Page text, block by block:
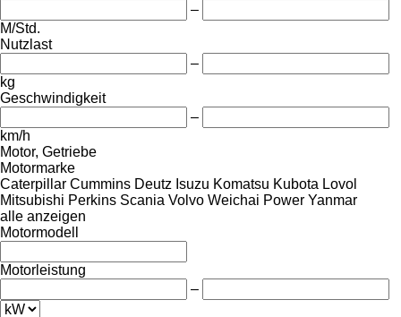
–
M/Std.
Nutzlast
–
kg
Geschwindigkeit
–
km/h
Motor, Getriebe
Motormarke
Caterpillar Cummins Deutz Isuzu Komatsu Kubota Lovol
Mitsubishi Perkins Scania Volvo Weichai Power Yanmar
alle anzeigen
Motormodell
Motorleistung
–